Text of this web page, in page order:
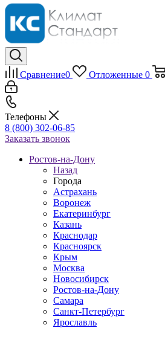
Сравнение0 Отложенные 0
Телефоны
8 (800) 302-06-85
Заказать звонок
Ростов-на-Дону
Назад
Города
Астрахань
Воронеж
Екатеринбург
Казань
Краснодар
Красноярск
Крым
Москва
Новосибирск
Ростов-на-Дону
Самара
Санкт-Петербург
Ярославль